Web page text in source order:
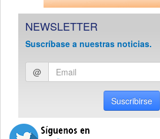
NEWSLETTER
Suscríbase a nuestras noticias.
Ingresar
email
@
Suscribirse